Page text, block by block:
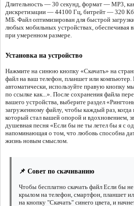
Длительность — 30 секунд, формат — MP3,
дискретизации — 44100 Гц, битрейт — 320
МБ. Файл оптимизирован для быстрой
любых мобильных устройствах, обеспечивая
при умеренном размере.
Установка на устройство
Нажмите на синюю кнопку «Скачать» на
файл на ваш телефон, планшет или компьютер.
автоматически, используйте правую кнопку
по ссылке как...». После сохранения файла
вашего устройства, выберите раздел
загруженному файлу, чтобы каждый раз, когда
который стал вашей опорой и вдохновением,
душевная песня «Если бы не ты летел бы я с
напоминающая о том, что любовь способна
жизнь новым смыслом.
📌 Совет по скачиванию
Чтобы бесплатно скачать файл Если бы
крылом на телефон, смартфон, планшет
на кнопку "Скачать" синего цвета, и